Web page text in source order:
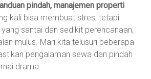
pindah, manajemen properti
kali bisa membuat stres, tetapi
santai dan sedikit perencanaan,
mulus. Mari kita telusuri beberapa
pengalaman sewa dan pindah
drama.